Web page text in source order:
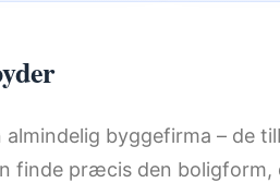
almindelig byggefirma – de
finde præcis den boligform,